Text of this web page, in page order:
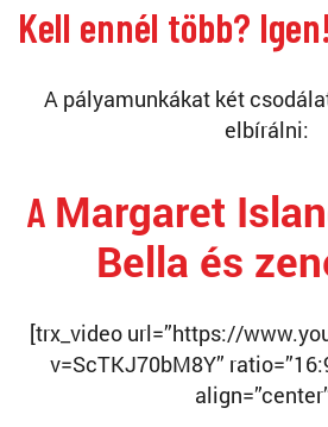
Kell ennél több?
A pályamunkákat két
elbírálni:
A Margaret
Bella és
[trx_video url=”https://
v=ScTKJ70bM8Y”